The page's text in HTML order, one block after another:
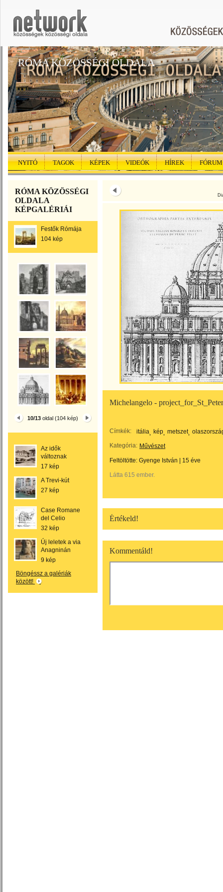
RÓMA KÖZÖSSÉGI OLDALA
NYITÓ TAGOK KÉPEK VIDEÓK HÍREK FÓRUM
RÓMA KÖZÖSSÉGI
OLDALA
KÉPGALÉRIÁI
Festők Rómája
104 kép
10/13 oldal (104 kép)
Az idők
változnak
17 kép
A Trevi-kút
27 kép
Case Romane
del Celio
32 kép
Új leletek a via
Anagninán
9 kép
Böngéssz a galériák
között!
Michelangelo -
Címkék: itália kép metszet
Kategória: Művészet
Feltöltötte: Gyenge István 15 éve
Látta 615 ember.
Értékeld!
Kommentáld!